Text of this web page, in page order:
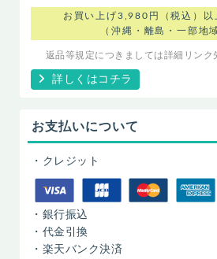
お買い上げ3,980円（税込）以
（沖縄・離島・一部地
返品等規定につきましては詳細リンク
詳しくはコチラ
お支払いについて
・クレジット
・銀行振込
・代金引換
・楽天バンク決済